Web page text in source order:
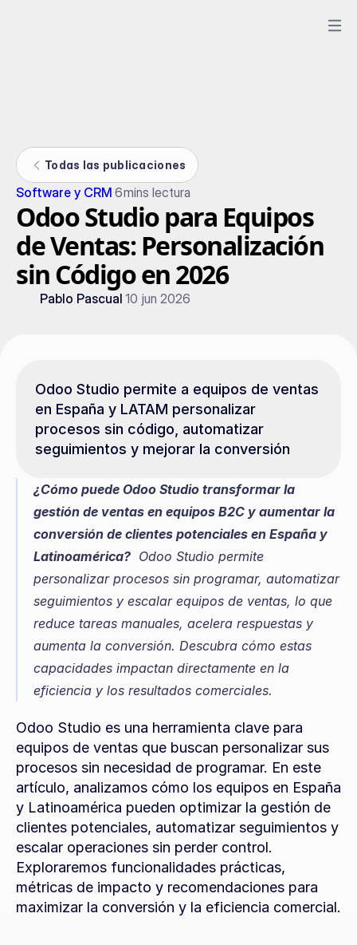
Todas las publicaciones
Software y CRM 6mins lectura
Odoo Studio para Equipos
de Ventas: Personalización
sin Código en 2026
Pablo Pascual 10 jun 2026
Odoo Studio permite a equipos de ventas
en España y LATAM personalizar
procesos sin código, automatizar
seguimientos y mejorar la conversión
¿Cómo puede Odoo Studio transformar la
gestión de ventas en equipos B2C y aumentar la
conversión de clientes potenciales en España y
Latinoamérica?
  Odoo Studio permite
personalizar procesos sin programar, automatizar
seguimientos y escalar equipos de ventas, lo que
reduce tareas manuales, acelera respuestas y
aumenta la conversión. Descubra cómo estas
capacidades impactan directamente en la
eficiencia y los resultados comerciales.
Odoo Studio es una herramienta clave para
equipos de ventas que buscan personalizar sus
procesos sin necesidad de programar. En este
artículo, analizamos cómo los equipos en España
y Latinoamérica pueden optimizar la gestión de
clientes potenciales, automatizar seguimientos y
escalar operaciones sin perder control.
Exploraremos funcionalidades prácticas,
métricas de impacto y recomendaciones para
maximizar la conversión y la eficiencia comercial.